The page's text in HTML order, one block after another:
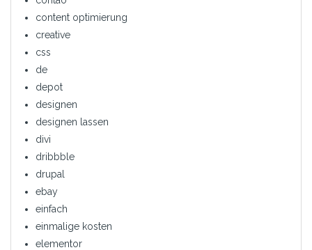
content optimierung
creative
css
de
depot
designen
designen lassen
divi
dribbble
drupal
ebay
einfach
einmalige kosten
elementor